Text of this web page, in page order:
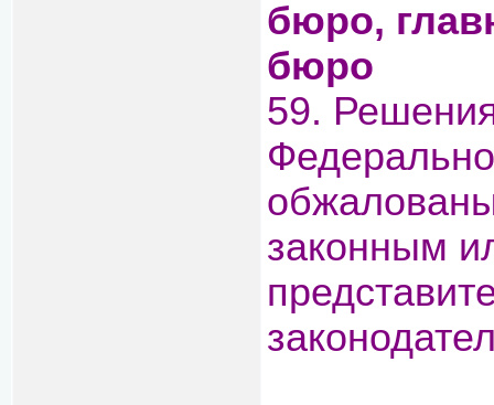
бюро,
бюро
59.
законным